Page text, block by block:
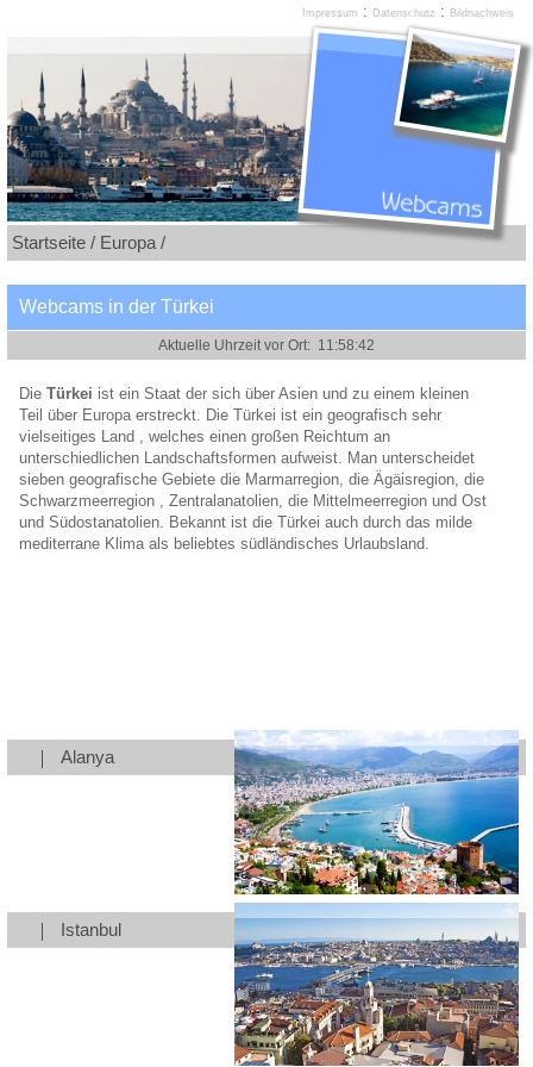
Startseite / Europa /
Webcams in der Türkei
Die Türkei ist ein Staat der sich über Asien und zu einem kleinen
Teil über Europa erstreckt. Die Türkei ist ein geografisch sehr
vielseitiges Land , welches einen großen Reichtum an
unterschiedlichen Landschaftsformen aufweist. Man unterscheidet
sieben geografische Gebiete die Marmarregion, die Ägäisregion, die
Schwarzmeerregion , Zentralanatolien, die Mittelmeerregion und Ost
und Südostanatolien. Bekannt ist die Türkei auch durch das milde
mediterrane Klima als beliebtes südländisches Urlaubsland.
Alanya
Istanbul
Impressum : Datenschutz : Bildnachweis